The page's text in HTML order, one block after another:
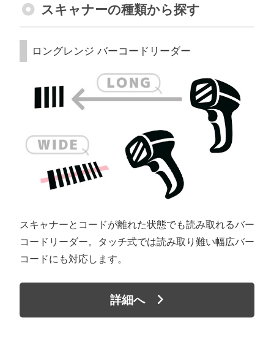
スキャナーの種類から探す
ロングレンジ バーコードリーダー
スキャナーとコードが離れた状態でも読み取れるバー
コードリーダー。タッチ式では読み取り難い幅広バー
コードにも対応します。
詳細へ